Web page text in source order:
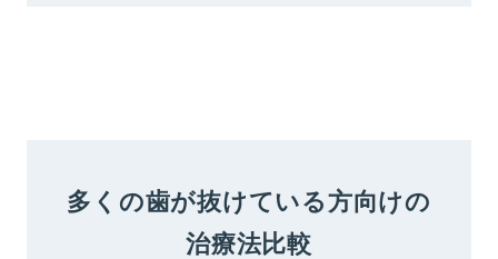
多くの歯が抜けている方向けの
治療法比較